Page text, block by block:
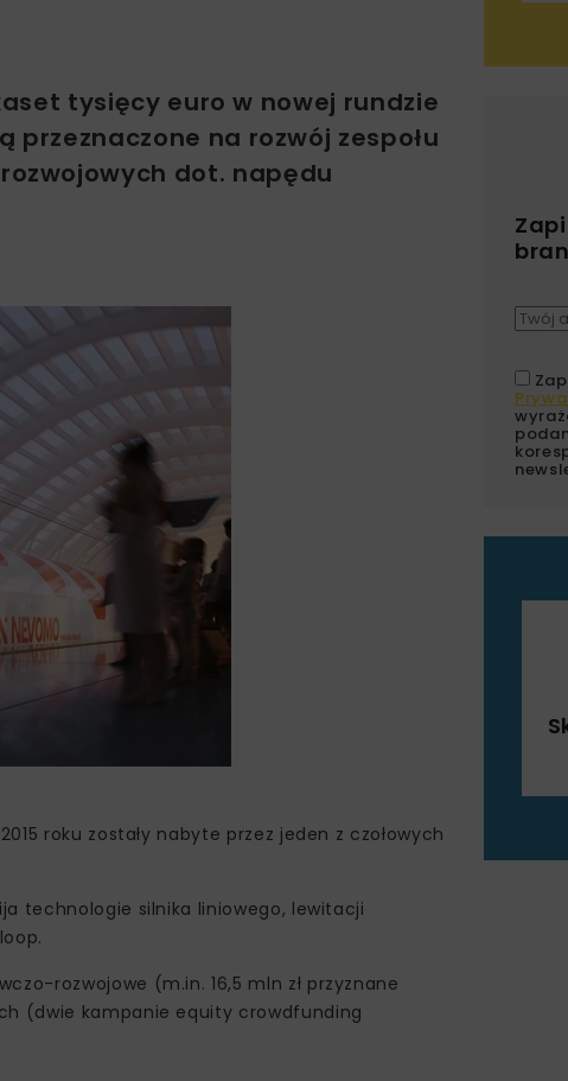
tysięcy euro w nowej rundzie
na rozwój zespołu
dot. napędu
roku zostały nabyte przez jeden z czołowych
technologie silnika liniowego, lewitacji
rozwojowe (m.in. 16,5 mln zł przyznane
(dwie kampanie equity crowdfunding